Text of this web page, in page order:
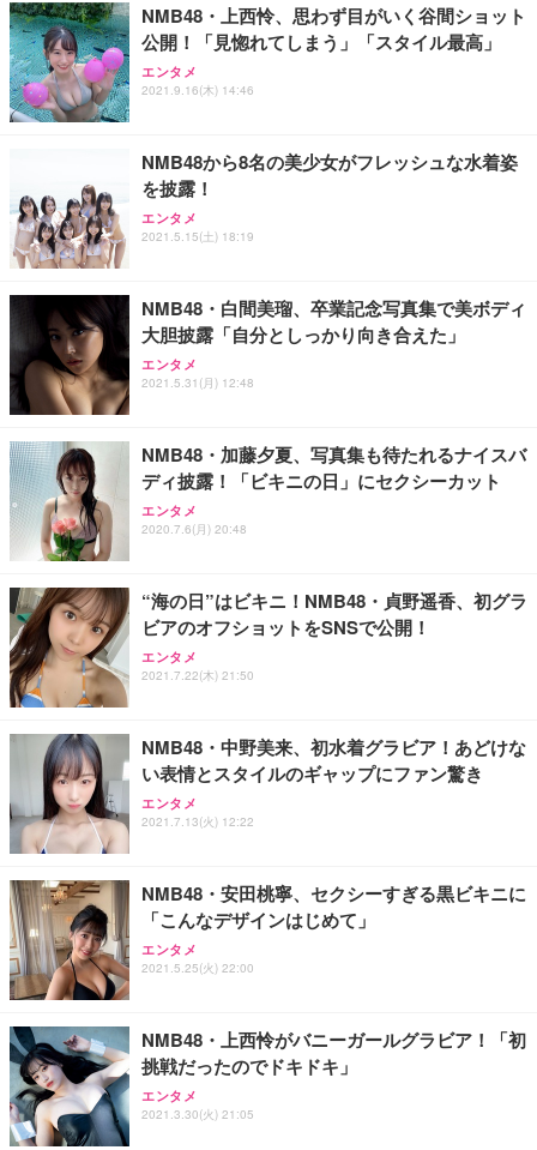
務用 おしゃれ パソコンチェア (ホワイト)
ANDWINT オフィスチェア デスクチェア 肘なし メ
ッシュ 通気性 ランバーサポート付き 腰サポート ガ
ス圧無段階昇降 360度回転 キャスター付き コンパク
【MiniLED/24.5inch/280Hz/FHD】GRAPHT THE S
HOOTER Gaming Monitor 24” Essential ゲーミン
グモニター QD 24.5インチ 1ms FHD 量子ドット 残
アイリスオーヤマ ペットシーツ 超厚型 お徳用 レギ
ュラー 200枚入【Amazon.co.jp限定】
NMB48・上西怜、思わず目がいく谷間ショット
公開！「見惚れてしまう」「スタイル最高」
エンタメ
2021.9.16(木) 14:46
NMB48から8名の美少女がフレッシュな水着姿
を披露！
エンタメ
2021.5.15(土) 18:19
NMB48・白間美瑠、卒業記念写真集で美ボディ
大胆披露「自分としっかり向き合えた」
エンタメ
2021.5.31(月) 12:48
NMB48・加藤夕夏、写真集も待たれるナイスバ
ディ披露！「ビキニの日」にセクシーカット
エンタメ
2020.7.6(月) 20:48
“海の日”はビキニ！NMB48・貞野遥香、初グラ
ビアのオフショットをSNSで公開！
エンタメ
2021.7.22(木) 21:50
NMB48・中野美来、初水着グラビア！あどけな
い表情とスタイルのギャップにファン驚き
エンタメ
2021.7.13(火) 12:22
NMB48・安田桃寧、セクシーすぎる黒ビキニに
「こんなデザインはじめて」
エンタメ
2021.5.25(火) 22:00
NMB48・上西怜がバニーガールグラビア！「初
挑戦だったのでドキドキ」
エンタメ
2021.3.30(火) 21:05